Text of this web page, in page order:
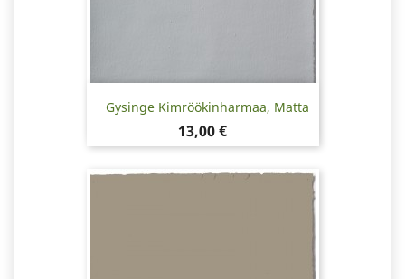
Gysinge Kimröökinharmaa, Matta
Hinta
13,00 €